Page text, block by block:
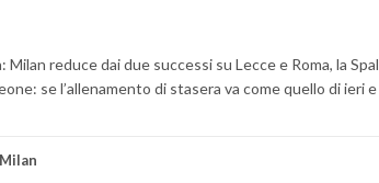
reduce dai due successi su Lecce e Roma, la Spal
se l’allenamento di stasera va come quello di ieri e